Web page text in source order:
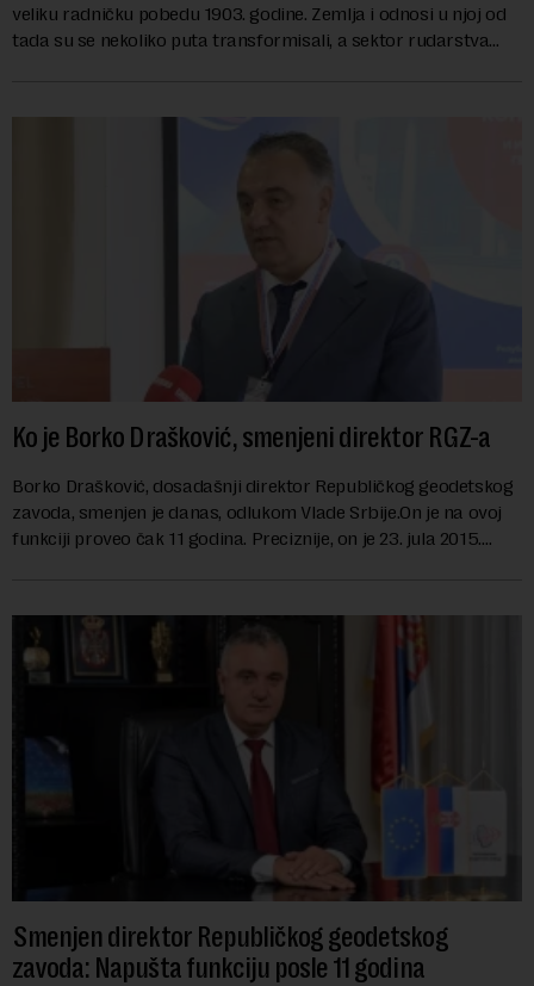
veliku radničku pobedu 1903. godine. Zemlja i odnosi u njoj od
tada su se nekoliko puta transformisali, a sektor rudarstva
Ko je Borko Drašković, smenjeni direktor RGZ-a
Borko Drašković, dosadašnji direktor Republičkog geodetskog
zavoda, smenjen je danas, odlukom Vlade Srbije.On je na ovoj
funkciji proveo čak 11 godina. Preciznije, on je 23. jula 2015.
Smenjen direktor Republičkog geodetskog
zavoda: Napušta funkciju posle 11 godina